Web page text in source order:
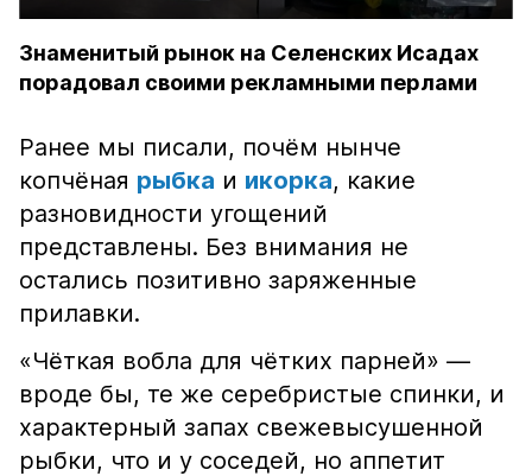
Знаменитый рынок на Селенских Исадах
порадовал своими рекламными перлами
Ранее мы писали, почём нынче
копчёная рыбка и икорка, какие
разновидности угощений
представлены. Без внимания не
остались позитивно заряженные
прилавки.
«Чёткая вобла для чётких парней» —
вроде бы, те же серебристые спинки, и
характерный запах свежевысушенной
рыбки, что и у соседей, но аппетит